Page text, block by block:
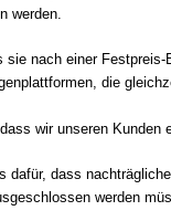
werden.
nach einer
die
wir unseren Kunden
dafür, dass
werden